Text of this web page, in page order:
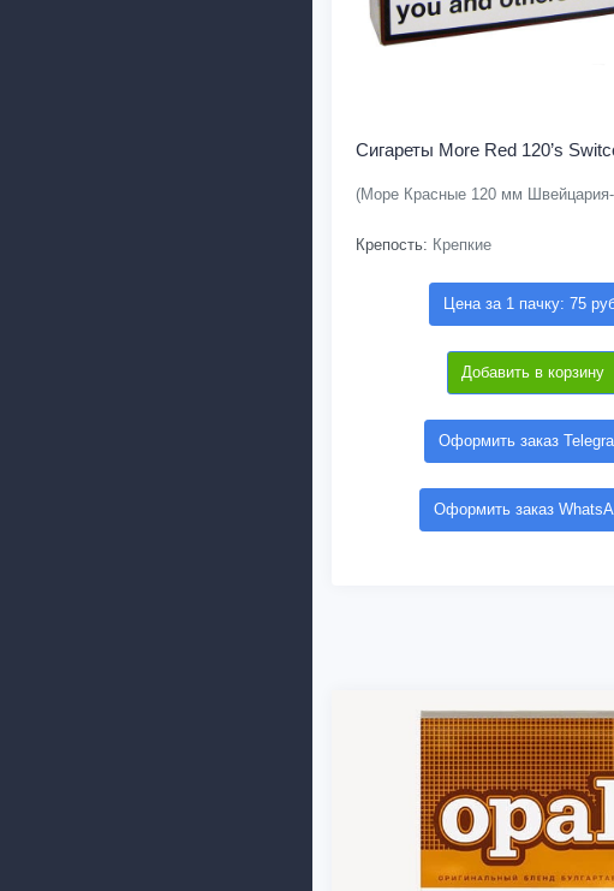
Сигареты More Red 120’s
(Море Красные 120 мм
Крепость: Крепкие
Цена за 1 пачку: 75
Добавить в корзину
Оформить заказ
Оформить заказ